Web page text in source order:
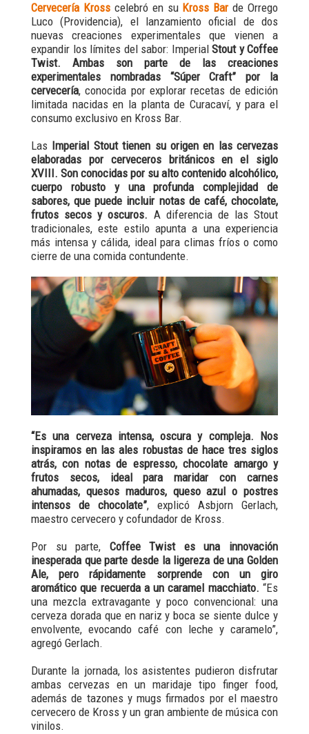
Cervecería Kross celebró en su Kross Barde Orrego
Luco (Providencia), el lanzamiento oficial de dos
nuevas creaciones experimentales que vienen a
expandir los límites del sabor: Imperial Stout y Coffee
Twist. Ambas son parte de las creaciones
experimentales nombradas “Súper Craft” por la
cervecería, conocida por explorar recetas de edición
limitada nacidas en la planta de Curacaví, y para el
consumo exclusivo en Kross Bar.
Las Imperial Stout tienen su origen en las cervezas
elaboradas por cerveceros británicos en el siglo
XVIII. Son conocidas por su alto contenido alcohólico,
cuerpo robusto y una profunda complejidad de
sabores, que puede incluir notas de café, chocolate,
frutos secos y oscuros. A diferencia de las Stout
tradicionales, este estilo apunta a una experiencia
más intensa y cálida, ideal para climas fríos o como
cierre de una comida contundente.
“Es una cerveza intensa, oscura y compleja. Nos
inspiramos en las ales robustas de hace tres siglos
atrás, con notas de espresso, chocolate amargo y
frutos secos, ideal para maridar con carnes
ahumadas, quesos maduros, queso azul o postres
intensos de chocolate”, explicó Asbjorn Gerlach,
maestro cervecero y cofundador de Kross.
Por su parte, Coffee Twist es una innovación
inesperada que parte desde la ligereza de una Golden
Ale, pero rápidamente sorprende con un giro
aromático que recuerda a un caramel macchiato. “Es
una mezcla extravagante y poco convencional: una
cerveza dorada que en nariz y boca se siente dulce y
envolvente, evocando café con leche y caramelo”,
agregó Gerlach.
Durante la jornada, los asistentes pudieron disfrutar
ambas cervezas en un maridaje tipo finger food,
además de tazones y mugs firmados por el maestro
cervecero de Kross y un gran ambiente de música con
vinilos.